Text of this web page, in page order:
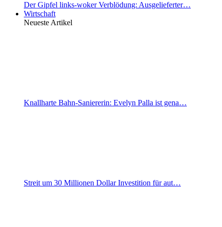
Der Gipfel links-woker Verblödung: Ausgelieferter…
Wirtschaft
Neueste Artikel
Knallharte Bahn-Saniererin: Evelyn Palla ist gena…
Streit um 30 Millionen Dollar Investition für aut…